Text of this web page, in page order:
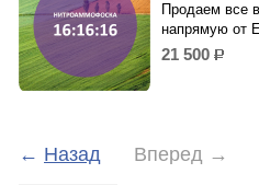
Продаем все
напрямую от
21 500 р.
← Назад Вперед →